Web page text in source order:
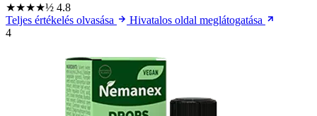
★★★★½ 4.8
Teljes értékelés olvasása
Hivatalos oldal meglátogatása
4